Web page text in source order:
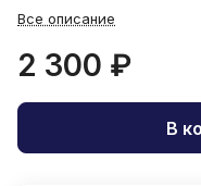
вставками.
Все описание
2 300 ₽
В